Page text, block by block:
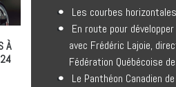
À
Les courbes
En route pour
avec Frédéric Lajoie,
Fédération Québécoise
Le Panthéon Canadien